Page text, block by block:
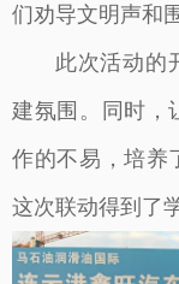
们劝导文明声和
此次活动的
建氛围。同时，
作的不易，培养
这次联动得到了